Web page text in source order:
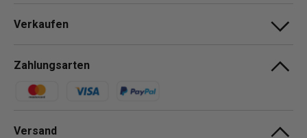
Verkaufen
Zahlungsarten
Zahlungsmethoden
Versand